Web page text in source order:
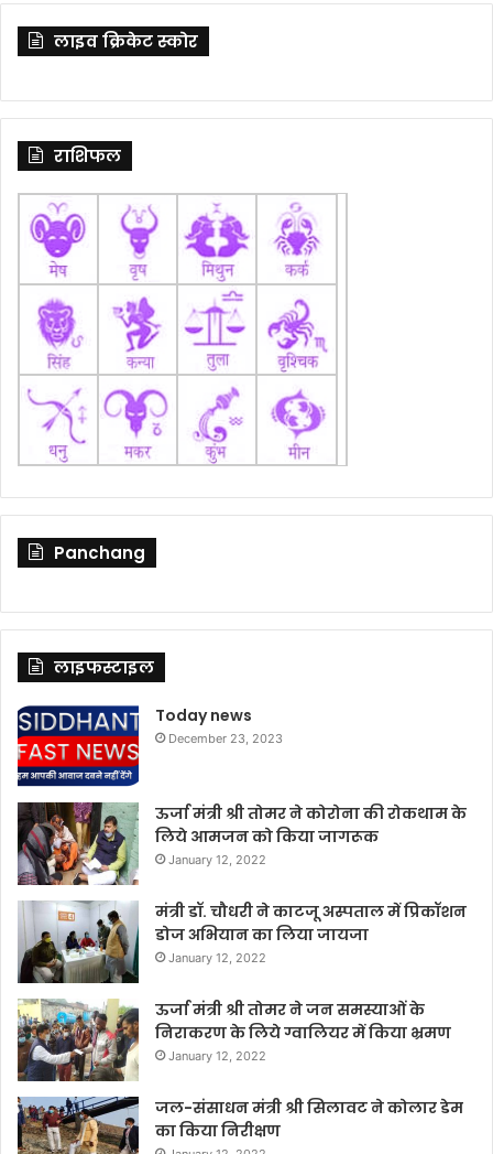
लाइव क्रिकेट स्कोर
राशिफल
Panchang
लाइफस्टाइल
Today news
December 23, 2023
ऊर्जा मंत्री श्री तोमर ने कोरोना की रोकथाम के
लिये आमजन को किया जागरूक
January 12, 2022
मंत्री डॉ. चौधरी ने काटजू अस्पताल में प्रिकॉशन
डोज अभियान का लिया जायजा
January 12, 2022
ऊर्जा मंत्री श्री तोमर ने जन समस्याओं के
निराकरण के लिये ग्वालियर में किया भ्रमण
January 12, 2022
जल-संसाधन मंत्री श्री सिलावट ने कोलार डेम
का किया निरीक्षण